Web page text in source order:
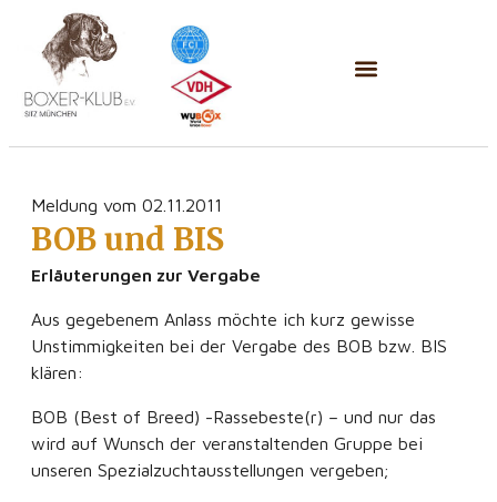
Meldung vom 02.11.2011
BOB und BIS
Erläuterungen zur Vergabe
Aus gegebenem Anlass möchte ich kurz gewisse
Unstimmigkeiten bei der Vergabe des BOB bzw. BIS
klären:
BOB (Best of Breed) -Rassebeste(r) – und nur das
wird auf Wunsch der veranstaltenden Gruppe bei
unseren Spezialzuchtausstellungen vergeben;